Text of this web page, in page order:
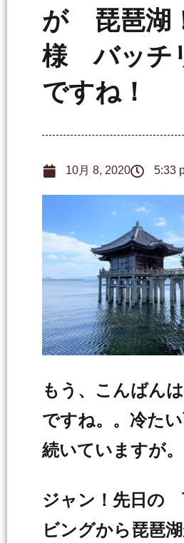
が 琵琶湖
様 バッチ
ですね！
10月 8, 2020 5:33
もう、こんばん
ですね。。冷た
続いていますが。
ジャン！先日の
ビングから琵琶